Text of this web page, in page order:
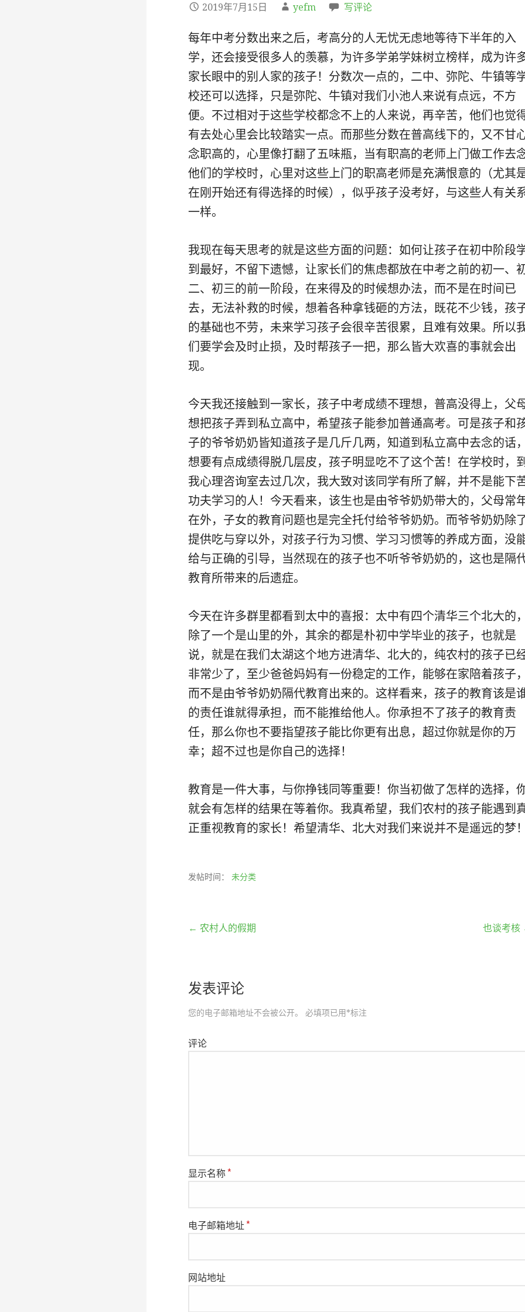
2019年7月15日 yefm 写评论
每年中考分数出来之后，考高分的人无忧无虑地等待下半年的入
学，还会接受很多人的羡慕，为许多学弟学妹树立榜样，成为许
家长眼中的别人家的孩子！分数次一点的，二中、弥陀、牛镇等
校还可以选择，只是弥陀、牛镇对我们小池人来说有点远，不方
便。不过相对于这些学校都念不上的人来说，再辛苦，他们也觉
有去处心里会比较踏实一点。而那些分数在普高线下的，又不甘
念职高的，心里像打翻了五味瓶，当有职高的老师上门做工作去
他们的学校时，心里对这些上门的职高老师是充满恨意的（尤其
在刚开始还有得选择的时候），似乎孩子没考好，与这些人有关
一样。
我现在每天思考的就是这些方面的问题：如何让孩子在初中阶段
到最好，不留下遗憾，让家长们的焦虑都放在中考之前的初一、
二、初三的前一阶段，在来得及的时候想办法，而不是在时间已
去，无法补救的时候，想着各种拿钱砸的方法，既花不少钱，孩
的基础也不劳，未来学习孩子会很辛苦很累，且难有效果。所以
们要学会及时止损，及时帮孩子一把，那么皆大欢喜的事就会出
现。
今天我还接触到一家长，孩子中考成绩不理想，普高没得上，父
想把孩子弄到私立高中，希望孩子能参加普通高考。可是孩子和
子的爷爷奶奶皆知道孩子是几斤几两，知道到私立高中去念的话，
想要有点成绩得脱几层皮，孩子明显吃不了这个苦！在学校时，
我心理咨询室去过几次，我大致对该同学有所了解，并不是能下
功夫学习的人！今天看来，该生也是由爷爷奶奶带大的，父母常
在外，子女的教育问题也是完全托付给爷爷奶奶。而爷爷奶奶除
提供吃与穿以外，对孩子行为习惯、学习习惯等的养成方面，没
给与正确的引导，当然现在的孩子也不听爷爷奶奶的，这也是隔
教育所带来的后遗症。
今天在许多群里都看到太中的喜报：太中有四个清华三个北大的，
除了一个是山里的外，其余的都是朴初中学毕业的孩子，也就是
说，就是在我们太湖这个地方进清华、北大的，纯农村的孩子已
非常少了，至少爸爸妈妈有一份稳定的工作，能够在家陪着孩子，
而不是由爷爷奶奶隔代教育出来的。这样看来，孩子的教育该是
的责任谁就得承担，而不能推给他人。你承担不了孩子的教育责
任，那么你也不要指望孩子能比你更有出息，超过你就是你的万
幸；超不过也是你自己的选择！
教育是一件大事，与你挣钱同等重要！你当初做了怎样的选择，
就会有怎样的结果在等着你。我真希望，我们农村的孩子能遇到
正重视教育的家长！希望清华、北大对我们来说并不是遥远的梦！
发帖时间： 未分类
← 农村人的假期 也谈考核
发表评论
您的电子邮箱地址不会被公开。 必填项已用*标注
评论
显示名称*
电子邮箱地址*
网站地址